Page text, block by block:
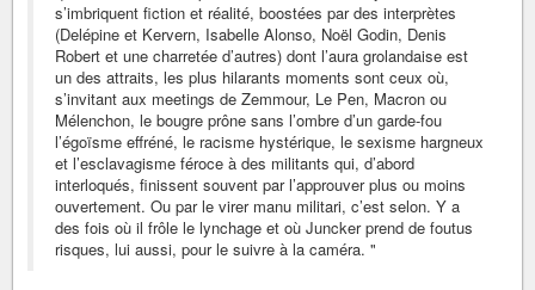
s’imbriquent fiction et réalité, boostées par des interprètes
(Delépine et Kervern, Isabelle Alonso, Noël Godin, Denis
Robert et une charretée d’autres) dont l’aura grolandaise est
un des attraits, les plus hilarants moments sont ceux où,
s’invitant aux meetings de Zemmour, Le Pen, Macron ou
Mélenchon, le bougre prône sans l’ombre d’un garde-fou
l’égoïsme effréné, le racisme hystérique, le sexisme hargneux
et l’esclavagisme féroce à des militants qui, d’abord
interloqués, finissent souvent par l’approuver plus ou moins
ouvertement. Ou par le virer manu militari, c’est selon. Y a
des fois où il frôle le lynchage et où Juncker prend de foutus
risques, lui aussi, pour le suivre à la caméra. "